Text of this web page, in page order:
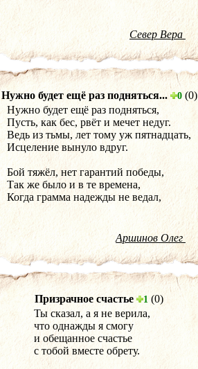
Север Вера
Нужно будет ещё раз подняться... 0(0)
Нужно будет ещё раз подняться,
Пусть, как бес, рвёт и мечет недуг.
Ведь из тьмы, лет тому уж пятнадцать,
Исцеление вынуло вдруг.
Бой тяжёл, нет гарантий победы,
Так же было и в те времена,
Когда грамма надежды не ведал,
Аршинов Олег
Призрачное счастье 1 (0)
Ты сказал, а я не верила,
что однажды я смогу
и обещанное счастье
с тобой вместе обрету.